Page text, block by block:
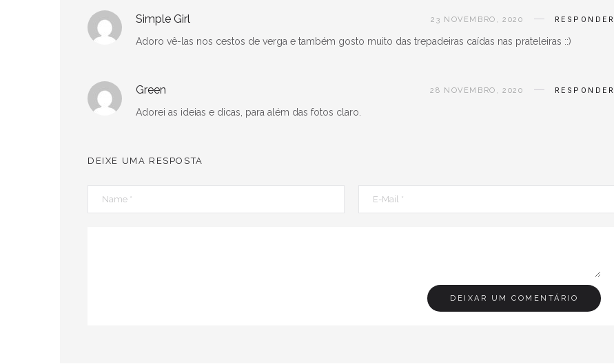
Simple Girl 23 NOVEMBRO, 2020 RESPONDER
Adoro vê-las nos cestos de verga e também gosto muito das trepadeiras caídas nas prateleiras ::)
Green 28 NOVEMBRO, 2020 RESPONDER
Adorei as ideias e dicas, para além das fotos claro.
DEIXE UMA RESPOSTA